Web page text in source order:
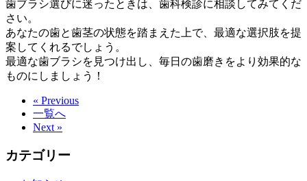
歯ブラシ選びに迷ったときは、歯科検診に相談してみてくだ
さい。
あなたの歯と歯茎の状態を踏まえた上で、最適な選択肢を提
案してくれるでしょう。
最適な歯ブラシを見つけ出し、毎日の歯磨きをより効果的な
ものにしましょう！
« Previous
一覧へ
Next »
カテゴリー